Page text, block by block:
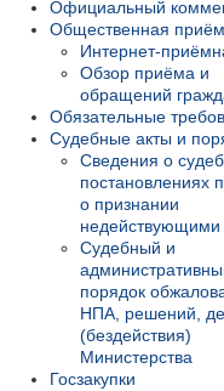
Официальный
Общественная
Интернет-
Обзор приёма и
обращений
Обязательные
Судебные акты и
Сведения о
постановлениях
о признании
Судебный и
порядок
НПА, решений,
(бездействия)
Министерства
Госзакупки